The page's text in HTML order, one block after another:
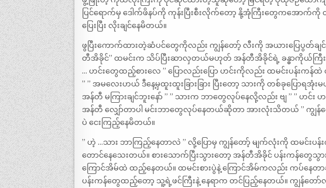
ပြင်ရောက်မှ ဒေါက်ဖိနပ်ကို ကုန်းပြီးစီးလိုက်တော့ နို့အုံကြီးတွေကအောက်
ပြေးပြီး လိုးချင်နေမိတယ်။
ဖွပြီးကောက်ထားတဲ့ဆံပင်တွေကိုလည်း ကျွန်တော့် လီးကို အယားပြေပွတ်ချင်
တီအိခိုင်” ထမင်းက သိပ်ပြီးဆာလှတယ်မဟုတ် အန်တီအိခိုင်ရဲ့ ခန္ဓာကိုယ်ကြီးကို
… ဟင်းတွေထည့်စားလေ ” ပြောလည်းပြော ဟင်းကိုလည်း ထမင်းပန်းကန်
” ” အမလေးဟယ် ဒီနေ့မှထူးထူးခြားခြား ပြီးတော့ သားကို တစ်ခုပြေ
အန်တီ မကြားချင်ဘူးနော် ” ” သားက ဘာတွေလုပ်နေလို့လည်း ဗျ ” ” ဟင်
အန်တီ လျှော်တာပါ မင်းဘာတွေလုပ်နေတယ်ဆိုတာ အားလုံးသိတယ် ” ကျွ
ပဲ ငေးကြည့်နေမိတယ်။
” ဟဲ့ …သား ဘာကြည့်နေတာလဲ ” လို့ပြောမှ ကျွန်တော့် မျက်လုံးကို ထမင်း
တောင်နေသေးတယ်။ စားသောက်ပြီးသွားတော့ အန်တီအိခိုင် ပန်းကန်တွေသွ
ကြောင်အိမ်ထဲ ထည့်နေတယ်။ ထမင်းစားပွဲနဲ့ ကြောင်အိမ်ကလည်း ကပ်နေတာ
ပန်းကန်တွေထည့်တော့ သူ့ရဲ့ဖင်ကြီးနဲ့ နေရာက တင်ပြည့်နေတယ်။ ကျွန်တော်လ